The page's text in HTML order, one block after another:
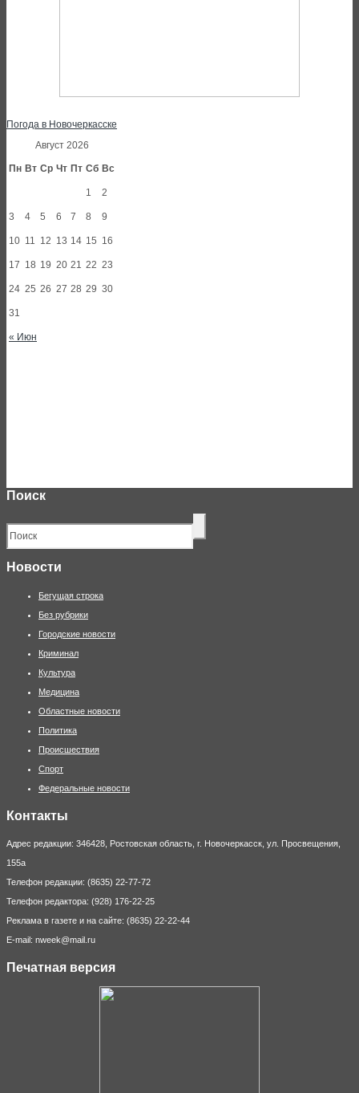
Погода в Новочеркасске
Август 2026
Пн Вт Ср Чт Пт Сб Вс
« Июн
1 2
3 4 5 6 7 8 9
10 11 12 13 14 15 16
17 18 19 20 21 22 23
24 25 26 27 28 29 30
31
Поиск
Новости
Бегущая строка
Без рубрики
Городские новости
Криминал
Культура
Медицина
Областные новости
Политика
Происшествия
Спорт
Федеральные новости
Контакты
Адрес редакции: 346428, Ростовская область, г. Новочеркасск, ул. Просвещения,
155а
Телефон редакции: (8635) 22-77-72
Телефон редактора: (928) 176-22-25
Реклама в газете и на сайте: (8635) 22-22-44
E-mail: nweek@mail.ru
Печатная версия